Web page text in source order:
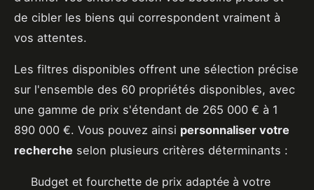
de cibler les biens qui correspondent vraiment à
vos attentes.
Les filtres disponibles offrent une sélection précise
sur l'ensemble des 60 propriétés disponibles, avec
une gamme de prix s'étendant de 265 000 € à 1
890 000 €. Vous pouvez ainsi personnaliser votre
recherche selon plusieurs critères déterminants :
Budget et fourchette de prix adaptée à votre